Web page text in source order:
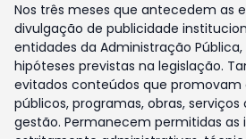
Nos três meses que antecedem as
divulgação de publicidade
entidades da Administração Pública,
hipóteses previstas na legislação.
evitados conteúdos que promovam
públicos, programas, obras, serviços
gestão. Permanecem permitidas as